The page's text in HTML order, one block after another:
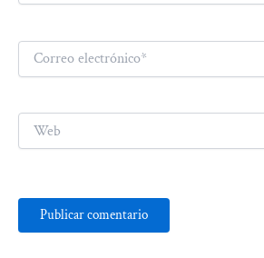
Correo
electrónico*